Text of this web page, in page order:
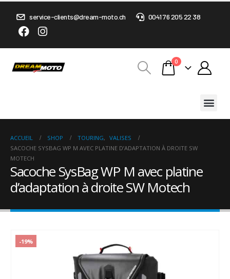
service-clients@dream-moto.ch 0041 76 205 22 38
0
ACCUEIL SHOP TOURING, VALISES
SACOCHE SYSBAG WP M AVEC PLATINE D’ADAPTATION À DROITE SW
MOTECH
Sacoche SysBag WP M avec platine
d’adaptation à droite SW Motech
-19%